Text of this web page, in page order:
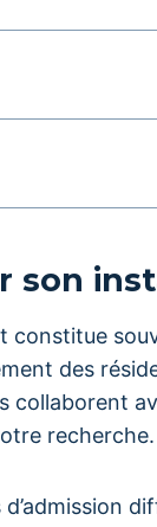
son
constitue
des
collaborent
d’admission